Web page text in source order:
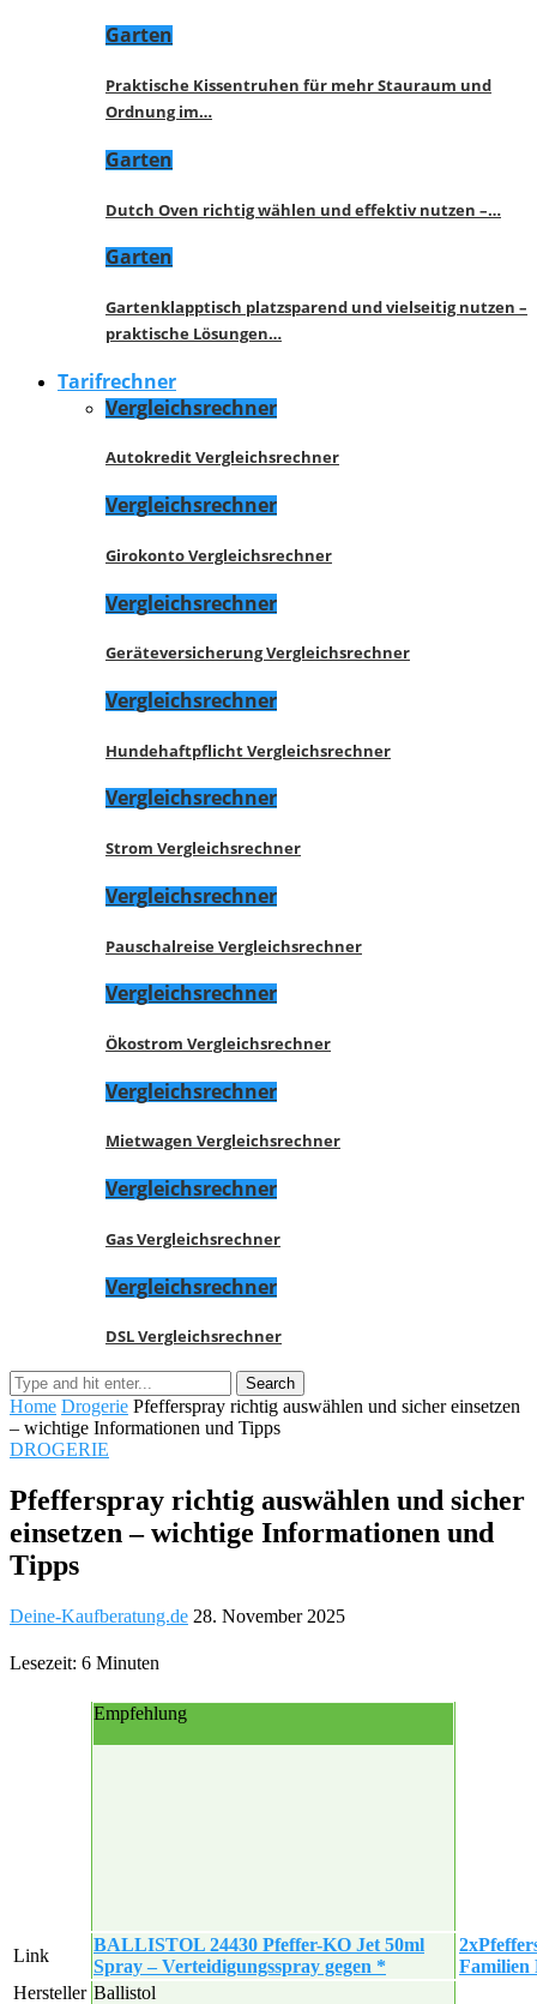
Garten
Praktische Kissentruhen für mehr Stauraum und
Ordnung im…
Garten
Dutch Oven richtig wählen und effektiv nutzen –…
Garten
Gartenklapptisch platzsparend und vielseitig nutzen –
praktische Lösungen…
Tarifrechner
Vergleichsrechner
Autokredit Vergleichsrechner
Vergleichsrechner
Girokonto Vergleichsrechner
Vergleichsrechner
Geräteversicherung Vergleichsrechner
Vergleichsrechner
Hundehaftpflicht Vergleichsrechner
Vergleichsrechner
Strom Vergleichsrechner
Vergleichsrechner
Pauschalreise Vergleichsrechner
Vergleichsrechner
Ökostrom Vergleichsrechner
Vergleichsrechner
Mietwagen Vergleichsrechner
Vergleichsrechner
Gas Vergleichsrechner
Vergleichsrechner
DSL Vergleichsrechner
Home Drogerie Pfefferspray richtig auswählen und sicher einsetzen
– wichtige Informationen und Tipps
DROGERIE
Pfefferspray richtig auswählen und sicher
einsetzen – wichtige Informationen und
Tipps
Deine-Kaufberatung.de 28. November 2025
Lesezeit: 6 Minuten
Empfehlung
Link
BALLISTOL 24430 Pfeffer-KO Jet 50ml
Spray – Verteidigungsspray gegen *
Familien
Hersteller Ballistol